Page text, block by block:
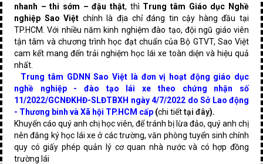
nhanh – thi sớm – đậu thật, thì Trung tâm Giáo dục Nghề
nghiệp Sao Việt chính là địa chỉ đáng tin cậy hàng đầu tại
TP.HCM. Với nhiều năm kinh nghiệm đào tạo, đội ngũ giáo viên
tận tâm và chương trình học đạt chuẩn của Bộ GTVT, Sao Việt
cam kết mang đến trải nghiệm học lái xe toàn diện và hiệu quả
nhất.
Trung tâm GDNN Sao Việt là đơn vị hoạt động giáo dục
nghề nghiệp - đào tạo lái xe theo chứng nhận số
11/2022/GCNĐKHĐ-SLĐTBXH ngày 4/7/2022 do Sở Lao động
- Thương binh và Xã hội TP.HCM cấp (chi tiếttại đây).
Khuyến cáo quý anh chị học viên, để tránh bị lừa đảo, quý anh chị
nên đăng ký học lái xe ở các trường, văn phòng tuyển sinh chính
quy có giấy phép quản lý cơ quan nhà nước và có hợp đồng
trường lái